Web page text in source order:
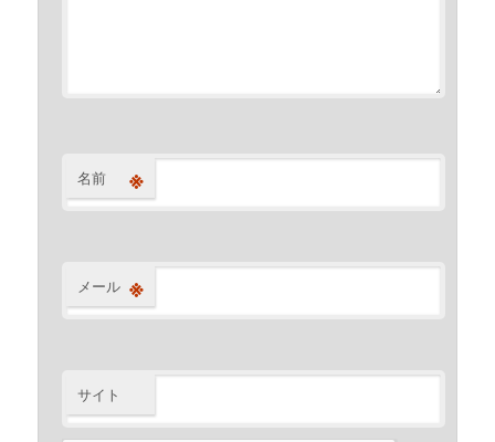
名前 ※
メール ※
サイト